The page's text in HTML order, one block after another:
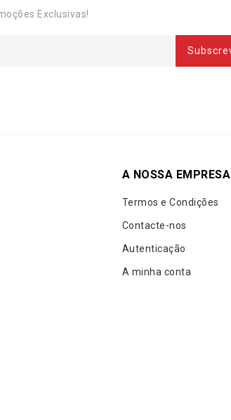
Exclusivas!
A NOSSA EMPRESA
Termos e Condições
Contacte-nos
Autenticação
A minha conta